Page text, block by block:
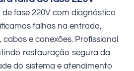
fase 220V com diagnóstico
falhas na entrada,
cabos e conexões. Profissional
restauração segura da
do sistema e atendimento